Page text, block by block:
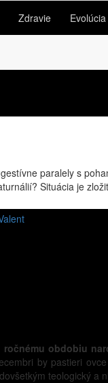
Zdravie Evolúcia
paralely s
Situácia je
obdobiu
by pastieri
teologický a